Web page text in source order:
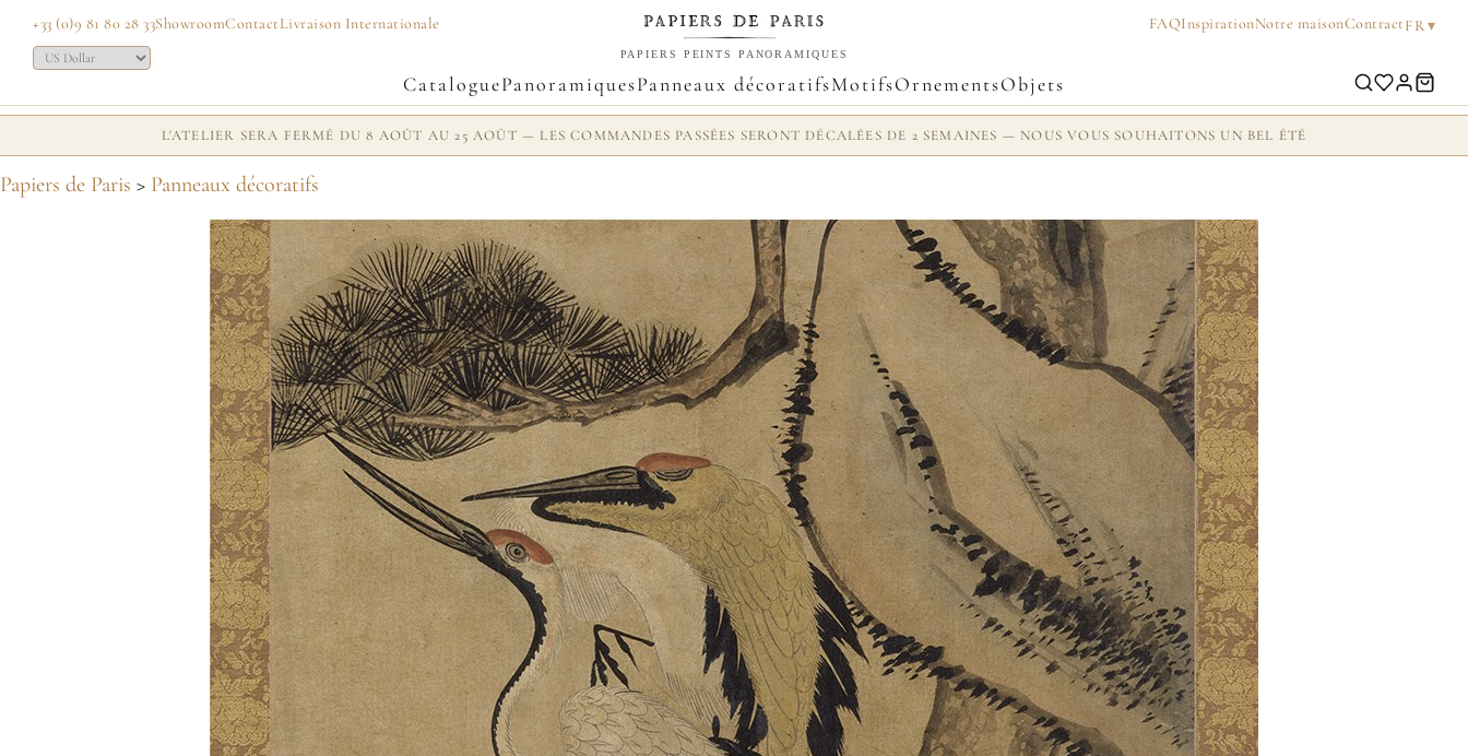
+33 (0)9 81 80 28 33ShowroomContactLivraison Internationale FAQInspirationNotre maisonContractFR▾
PAPIERS PEINTS PANORAMIQUES
CataloguePanoramiquesPanneaux décoratifsMotifsOrnementsObjets
L'ATELIER SERA FERMÉ DU 8 AOÛT AU 25 AOÛT — LES COMMANDES PASSÉES SERONT DÉCALÉES DE 2 SEMAINES — NOUS VOUS SOUHAITONS UN BEL ÉTÉ
Papiers de Paris > Panneaux décoratifs